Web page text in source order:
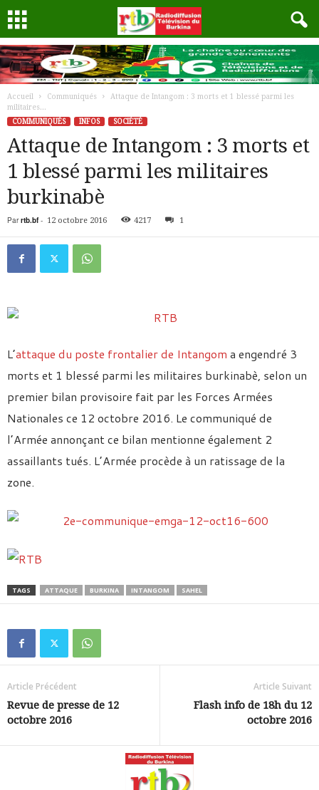
Accueil Communiqués
Attaque de Intangom : 3 morts et 1 blessé parmi les
militaires...
COMMUNIQUÉS
INFOS SOCIÉTÉ
Attaque de Intangom : 3 morts et
1 blessé parmi les militaires
burkinabè
Par rtb.bf- 12 octobre 2016 4217 1
L’attaque du poste frontalier de Intangom a engendré 3
morts et 1 blessé parmi les militaires burkinabè, selon un
premier bilan provisoire fait par les Forces Armées
Nationales ce 12 octobre 2016. Le communiqué de
l’Armée annonçant ce bilan mentionne également 2
assaillants tués. L’Armée procède à un ratissage de la
zone.
TAGS ATTAQUE BURKINA INTANGOM SAHEL
Article Précédent
Revue de presse de 12
octobre 2016
Article Suivant
Flash info de 18h du 12
octobre 2016